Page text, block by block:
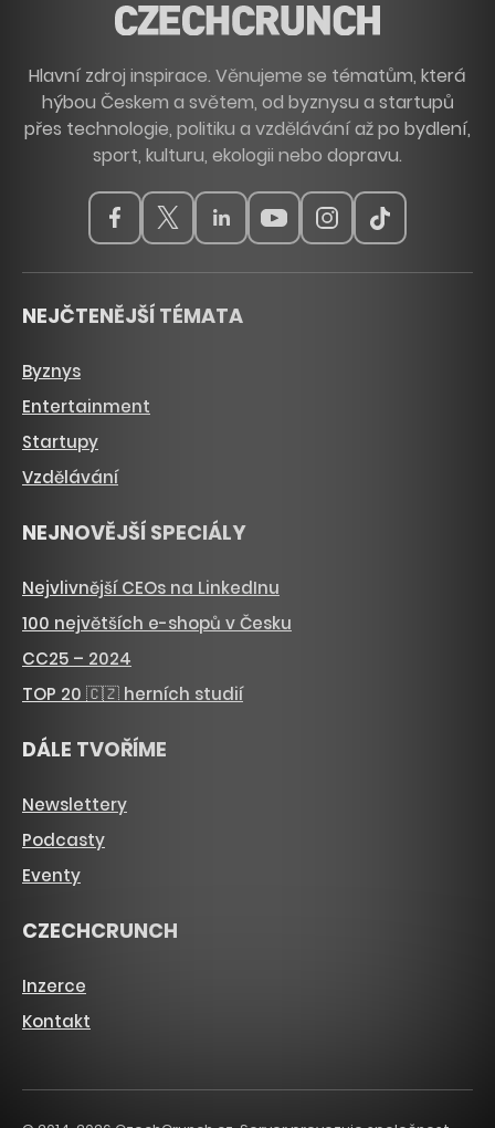
Hlavní zdroj inspirace. Věnujeme se tématům, která
hýbou Českem a světem, od byznysu a startupů
přes technologie, politiku a vzdělávání až po bydlení,
sport, kulturu, ekologii nebo dopravu.
NEJČTENĚJŠÍ TÉMATA
Byznys
Entertainment
Startupy
Vzdělávání
NEJNOVĚJŠÍ SPECIÁLY
Nejvlivnější CEOs na LinkedInu
100 největších e-shopů v Česku
CC25 – 2024
TOP 20 🇨🇿 herních studií
DÁLE TVOŘÍME
Newslettery
Podcasty
Eventy
CZECHCRUNCH
Inzerce
Kontakt